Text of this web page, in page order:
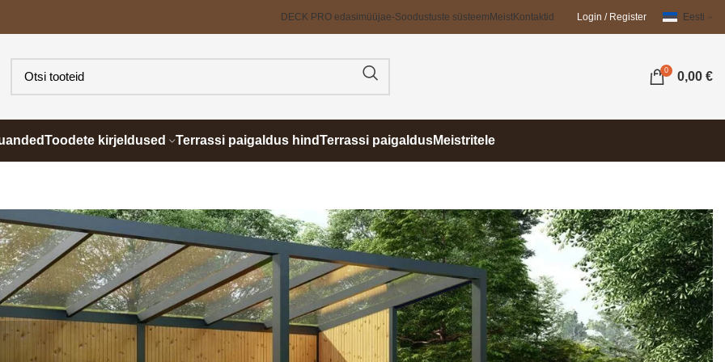
DECK PRO edasimüüjae-Soodustuste süsteem MeistKontaktid Login / Register Eesti
0 0,00 €
Toodete kirjeldused Terrassi paigaldus hindTerrassi paigaldusMeistritele